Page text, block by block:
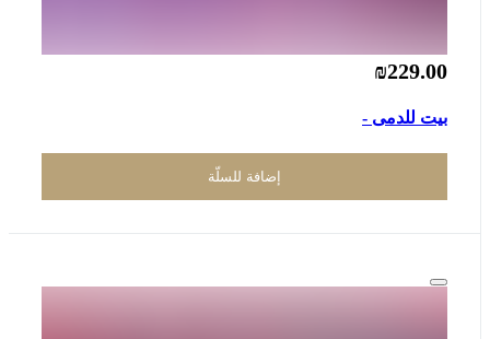
₪229.00
بيت للدمى -
إضافة للسلّة